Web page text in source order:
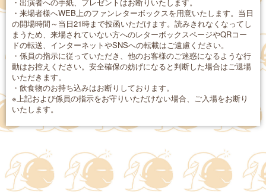
・出演者への手紙、プレゼントはお断りいたします。
・来場者様へWEB上のファンレターボックスを用意いたします。当日
の開場時間～当日21時まで投函いただけます。読みきれなくなってし
まうため、来場されていない方へのレターボックスページやQRコー
ドの転送、インターネットやSNSへの転載はご遠慮ください。
・係員の指示に従っていただき、他のお客様のご迷惑になるような行
動はお控えください。安全確保の妨げになると判断した場合はご退場
いただきます。
・飲食物のお持ち込みはお断りしております。
※上記および係員の指示をお守りいただけない場合、ご入場をお断り
いたします。